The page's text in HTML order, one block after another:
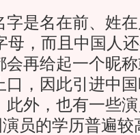
是名在前、姓在
母，而且中国人
会再给起一个昵
口，因此引进中
此外，也有一些
员的学历普遍较